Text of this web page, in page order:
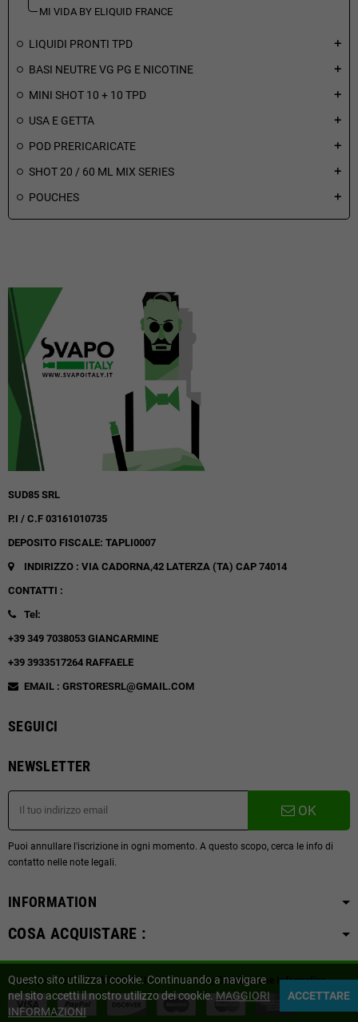
MI VIDA BY ELIQUID FRANCE
LIQUIDI PRONTI TPD add
BASI NEUTRE VG PG E NICOTINE add
MINI SHOT 10 + 10 TPD add
USA E GETTA add
POD PRERICARICATE add
SHOT 20 / 60 ML MIX SERIES add
POUCHES add
SUD85 SRL
P.I / C.F 03161010735
DEPOSITO FISCALE: TAPLI0007
INDIRIZZO : VIA CADORNA,42 LATERZA (TA) CAP 74014
CONTATTI :
Tel:
+39 349 7038053 GIANCARMINE
+39 3933517264 RAFFAELE
EMAIL : GRSTORESRL@GMAIL.COM
SEGUICI
NEWSLETTER
OK
Puoi annullare l'iscrizione in ogni momento. A questo scopo, cerca le info di
contatto nelle note legali.
INFORMATION
COSA ACQUISTARE :
Copyright © 2019SVAPOITALY.IT| Powered byDistribuzione Informatica
Questo sito utilizza i cookie. Continuando a navigare
nel sito accetti il nostro utilizzo dei cookie.MAGGIORI
INFORMAZIONI
ACCETTARE